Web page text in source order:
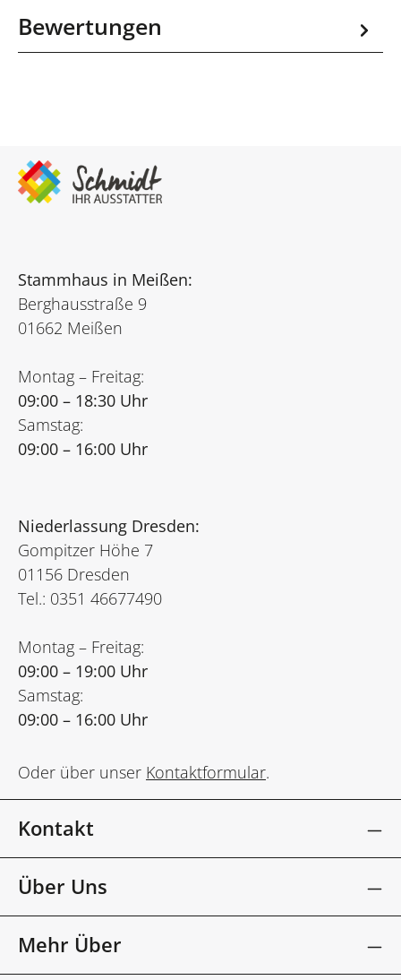
Bewertungen
Stammhaus in Meißen:
Berghausstraße 9
01662 Meißen
Montag – Freitag:
09:00 – 18:30 Uhr
Samstag:
09:00 – 16:00 Uhr
Niederlassung Dresden:
Gompitzer Höhe 7
01156 Dresden
Tel.: 0351 46677490
Montag – Freitag:
09:00 – 19:00 Uhr
Samstag:
09:00 – 16:00 Uhr
Oder über unser Kontaktformular.
Kontakt
Über Uns
Mehr Über